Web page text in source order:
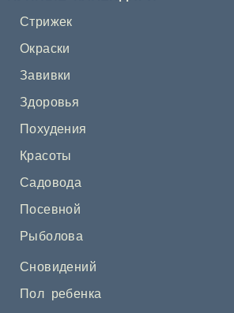
Стрижек
Окраски
Завивки
Здоровья
Похудения
Красоты
Садовода
Посевной
Рыболова
Сновидений
Пол ребенка